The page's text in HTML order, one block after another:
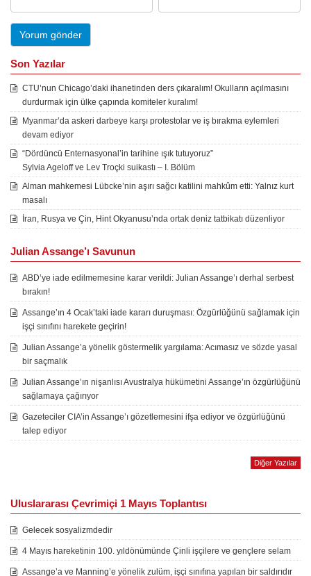
Son Yazılar
CTU’nun Chicago’daki ihanetinden ders çıkaralım! Okulların açılmasını
durdurmak için ülke çapında komiteler kuralım!
Myanmar’da askeri darbeye karşı protestolar ve iş bırakma eylemleri
devam ediyor
“Dördüncü Enternasyonal’in tarihine ışık tutuyoruz”
Sylvia Ageloff ve Lev Troçki suikastı – I. Bölüm
Alman mahkemesi Lübcke’nin aşırı sağcı katilini mahkûm etti: Yalnız kurt
masalı
İran, Rusya ve Çin, Hint Okyanusu’nda ortak deniz tatbikatı düzenliyor
Julian Assange’ı Savunun
ABD’ye iade edilmemesine karar verildi: Julian Assange’ı derhal serbest
bırakın!
Assange’ın 4 Ocak’taki iade kararı duruşması: Özgürlüğünü sağlamak için
işçi sınıfını harekete geçirin!
Julian Assange’a yönelik göstermelik yargılama: Acımasız ve sözde yasal
bir saçmalık
Julian Assange’ın nişanlısı Avustralya hükümetini Assange’ın özgürlüğünü
sağlamaya çağırıyor
Gazeteciler CIA’in Assange’ı gözetlemesini ifşa ediyor ve özgürlüğünü
talep ediyor
Diğer Yazılar
Uluslararası Çevrimiçi 1 Mayıs Toplantısı
Gelecek sosyalizmdedir
4 Mayıs hareketinin 100. yıldönümünde Çinli işçilere ve gençlere selam
Assange’a ve Manning’e yönelik zulüm, işçi sınıfına yapılan bir saldırıdır